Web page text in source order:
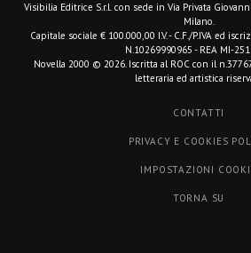
Visibilia Editrice S.r.l. con sede in Via Privata
Milano.
Capitale sociale € 100.000,00 I.V. - C.F./P.IVA ed
N.10269990965 - REA MI-
Novella 2000 © 2026. Iscritta al ROC con il
letteraria ed artistica
CONTATTI
PRIVACY E COOKIES
IMPOSTAZIONI
TORNA SU